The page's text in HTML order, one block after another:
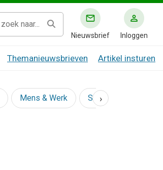
Nieuwsbrief Inloggen
Themanieuwsbrieven Artikel insturen
Mens & Werk Social
›